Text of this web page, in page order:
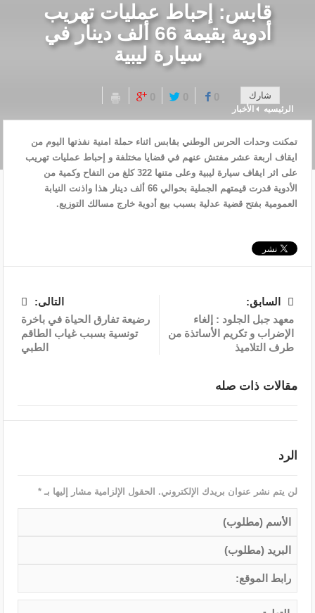
قابس: إحباط عمليات تهريب
أدوية بقيمة 66 ألف دينار في
سيارة ليبية
شارك
الرئيسيه الأخبار
تمكنت وحدات الحرس الوطني بقابس اثناء حملة امنية نفذتها اليوم من
ايقاف اربعة عشر مفتش عنهم في قضايا مختلفة و إحباط عمليات تهريب
على اثر ايقاف سيارة ليبية وعلى متنها 322 كلغ من التفاح وكمية من
الأدوية قدرت قيمتهم الجملية بحوالي 66 ألف دينار هذا واذنت النيابة
العمومية بفتح قضية عدلية بسبب بيع أدوية خارج مسالك التوزيع.
السابق:
معهد جبل الجلود : إلغاء
الإضراب و تكريم الأساتذة من
طرف التلاميذ
التالى:
رضيعة تفارق الحياة في باخرة
تونسية بسبب غياب الطاقم
الطبي
مقالات ذات صله
الرد
لن يتم نشر عنوان بريدك الإلكتروني. الحقول الإلزامية مشار إليها بـ*